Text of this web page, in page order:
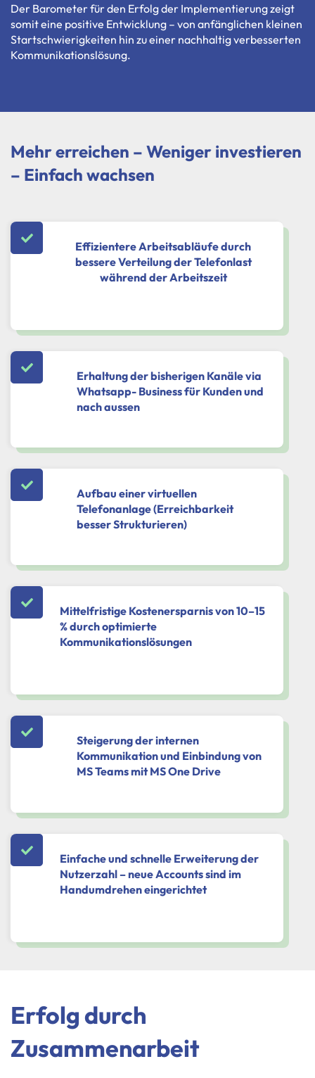
Der Barometer für den Erfolg der Implementierung zeigt
somit eine positive Entwicklung – von anfänglichen kleinen
Startschwierigkeiten hin zu einer nachhaltig verbesserten
Kommunikationslösung.
Mehr erreichen – Weniger investieren
– Einfach wachsen
Effizientere Arbeitsabläufe durch
bessere Verteilung der Telefonlast
während der Arbeitszeit
Erhaltung der bisherigen Kanäle via
Whatsapp- Business für Kunden und
nach aussen
Aufbau einer virtuellen
Telefonanlage (Erreichbarkeit
besser Strukturieren)
Mittelfristige Kostenersparnis von 10–15
% durch optimierte
Kommunikationslösungen
Steigerung der internen
Kommunikation und Einbindung von
MS Teams mit MS One Drive
Einfache und schnelle Erweiterung der
Nutzerzahl – neue Accounts sind im
Handumdrehen eingerichtet
Erfolg durch
Zusammenarbeit